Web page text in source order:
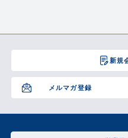
新規
メルマガ登録